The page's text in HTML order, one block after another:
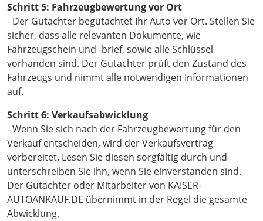
Schritt 5: Fahrzeugbewertung vor Ort
- Der Gutachter begutachtet Ihr Auto vor Ort. Stellen Sie
sicher, dass alle relevanten Dokumente, wie
Fahrzeugschein und -brief, sowie alle Schlüssel
vorhanden sind. Der Gutachter prüft den Zustand des
Fahrzeugs und nimmt alle notwendigen Informationen
auf.
Schritt 6: Verkaufsabwicklung
- Wenn Sie sich nach der Fahrzeugbewertung für den
Verkauf entscheiden, wird der Verkaufsvertrag
vorbereitet. Lesen Sie diesen sorgfältig durch und
unterschreiben Sie ihn, wenn Sie einverstanden sind.
Der Gutachter oder Mitarbeiter von KAISER-
AUTOANKAUF.DE übernimmt in der Regel die gesamte
Abwicklung.